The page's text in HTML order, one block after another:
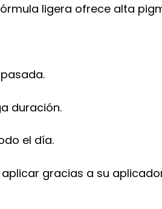
ligera ofrece alta
duración.
el día.
gracias a su